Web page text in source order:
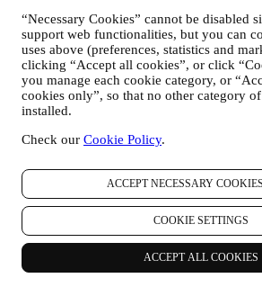
“Necessary Cookies” cannot be disabled
support web functionalities, but you can
uses above (preferences, statistics and
clicking “Accept all cookies”, or click
you manage each cookie category, or
cookies only”, so that no other category
installed.
Check our Cookie Policy.
ACCEPT NECESSARY
COOKIE SETTINGS
ACCEPT ALL COOKIES
pouvons également vous inviter à
produit. L'avis n'est pas obligatoire, et
donner ou non.
WHATSAPP FOR BUSINESS :
physiques utilisent WhatsApp
font la demande, uniquement pour
destiné à la vente de nos produits.
WhatsApp. Vous pouvez en savoir
les garanties de WhatsApp pour le
vos données surhttps://
. Vous pouvez exercer vos
protection des données, y compris de
d'effacement des données, en